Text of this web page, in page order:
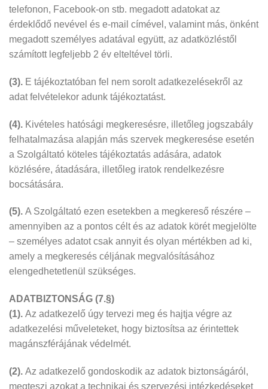
telefonon, Facebook-on stb. megadott adatokat az
érdeklődő nevével és e-mail címével, valamint más, önként
megadott személyes adatával együtt, az adatközléstől
számított legfeljebb 2 év elteltével törli.
(3). E tájékoztatóban fel nem sorolt adatkezelésekről az
adat felvételekor adunk tájékoztatást.
(4). Kivételes hatósági megkeresésre, illetőleg jogszabály
felhatalmazása alapján más szervek megkeresése esetén
a Szolgáltató köteles tájékoztatás adására, adatok
közlésére, átadására, illetőleg iratok rendelkezésre
bocsátására.
(5). A Szolgáltató ezen esetekben a megkereső részére –
amennyiben az a pontos célt és az adatok körét megjelölte
– személyes adatot csak annyit és olyan mértékben ad ki,
amely a megkeresés céljának megvalósításához
elengedhetetlenül szükséges.
ADATBIZTONSÁG (7.§)
(1). Az adatkezelő úgy tervezi meg és hajtja végre az
adatkezelési műveleteket, hogy biztosítsa az érintettek
magánszférájának védelmét.
(2). Az adatkezelő gondoskodik az adatok biztonságáról,
megteszi azokat a technikai és szervezési intézkedéseket